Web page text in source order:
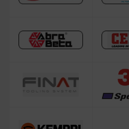
Maschera saldatura
Professionale